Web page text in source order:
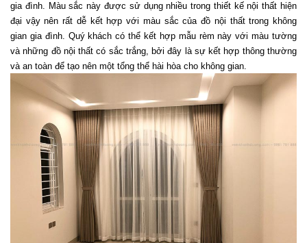
gia đình. Màu sắc này được sử dụng nhiều trong thiết kế nội thất hiện
đại vậy nên rất dễ kết hợp với màu sắc của đồ nội thất trong không
gian gia đình. Quý khách có thể kết hợp mẫu rèm này với màu tường
và những đồ nội thất có sắc trắng, bởi đây là sự kết hợp thông thường
và an toàn để tạo nên một tổng thể hài hòa cho không gian.